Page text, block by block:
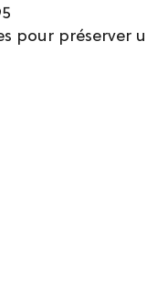
pour préserver